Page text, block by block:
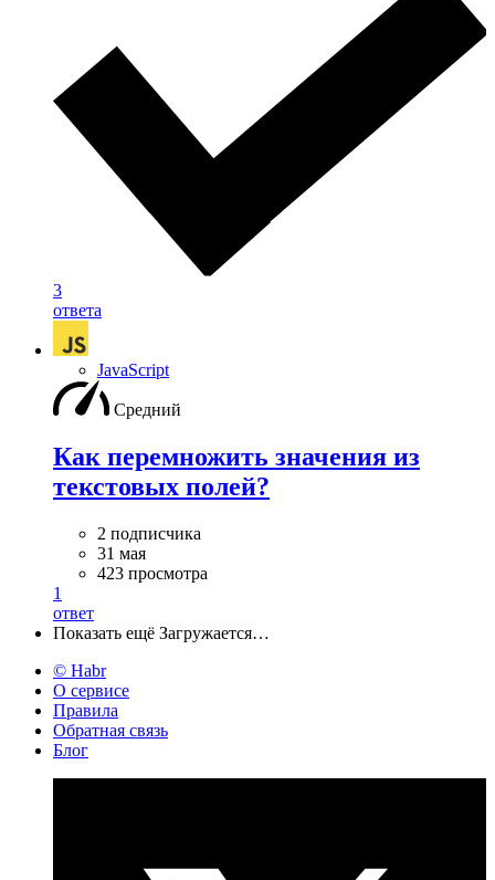
3
ответа
JavaScript
Средний
Как перемножить значения из
текстовых полей?
2 подписчика
31 мая
423 просмотра
1
ответ
Показать ещё Загружается…
© Habr
О сервисе
Правила
Обратная связь
Блог